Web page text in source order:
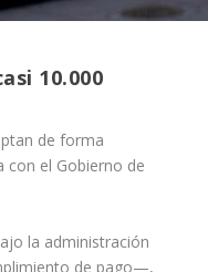
10.000
de forma
con el Gobierno de
la administración
de pago—,